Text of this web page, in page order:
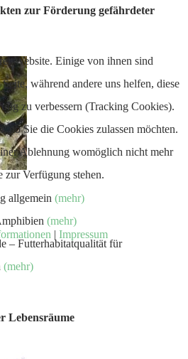
zur Förderung gefährdeter
allgemein (mehr)
(mehr)
– Futterhabitatqualität für
(mehr)
Lebensräume
Website. Einige von ihnen sind
während andere uns helfen, diese
zu verbessern (Tracking Cookies).
ob Sie die Cookies zulassen möchten.
Ablehnung womöglich nicht mehr
zur Verfügung stehen.
| Impressum